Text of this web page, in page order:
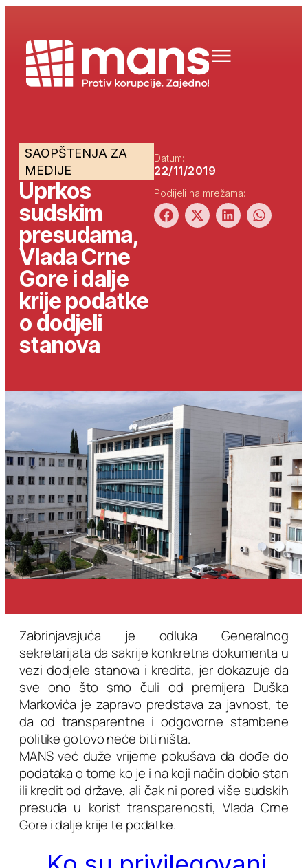
SAOPŠTENJA ZA
MEDIJE
Uprkos
sudskim
presudama,
Vlada Crne
Gore i dalje
krije podatke
o dodjeli
stanova
Datum:
22/11/2019
Podijeli na mrežama:
Zabrinjavajuća je odluka Generalnog
sekretarijata da sakrije konkretna dokumenta u
vezi dodjele stanova i kredita, jer dokazuje da
sve ono što smo čuli od premijera Duška
Markovića je zapravo predstava za javnost, te
da od transparentne i odgovorne stambene
politike gotovo neće biti ništa.
MANS već duže vrijeme pokušava da dođe do
podataka o tome ko je i na koji način dobio stan
ili kredit od države, ali čak ni pored više sudskih
presuda u korist transparenosti, Vlada Crne
Gore i dalje krije te podatke.